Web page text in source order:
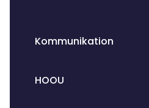
Kommunikation
HOOU